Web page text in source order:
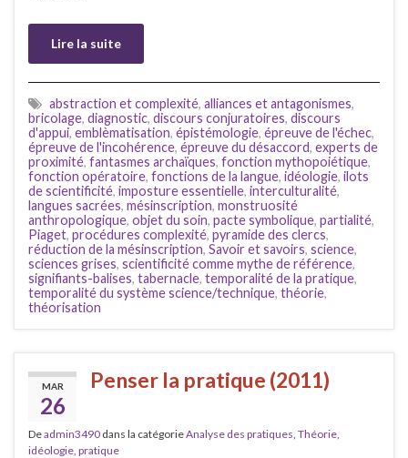
Lire la suite
abstraction et complexité, alliances et antagonismes,
bricolage, diagnostic, discours conjuratoires, discours
d'appui, emblèmatisation, épistémologie, épreuve de l'échec,
épreuve de l'incohérence, épreuve du désaccord, experts de
proximité, fantasmes archaïques, fonction mythopoiétique,
fonction opératoire, fonctions de la langue, idéologie, ilots
de scientificité, imposture essentielle, interculturalité,
langues sacrées, mésinscription, monstruosité
anthropologique, objet du soin, pacte symbolique, partialité,
Piaget, procédures complexité, pyramide des clercs,
réduction de la mésinscription, Savoir et savoirs, science,
sciences grises, scientificité comme mythe de référence,
signifiants-balises, tabernacle, temporalité de la pratique,
temporalité du système science/technique, théorie,
théorisation
MAR
26
Penser la pratique (2011)
Deadmin3490 dans la catégorieAnalyse des pratiques Théorie,
idéologie, pratique